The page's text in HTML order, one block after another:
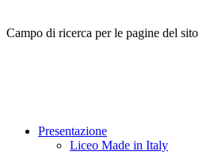
Campo di ricerca per le pagine del sito
Presentazione
Liceo Made in Italy